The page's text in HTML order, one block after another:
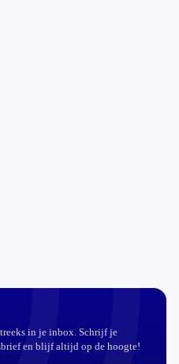
in je inbox. Schrijf je
en blijf altijd op de hoogte!